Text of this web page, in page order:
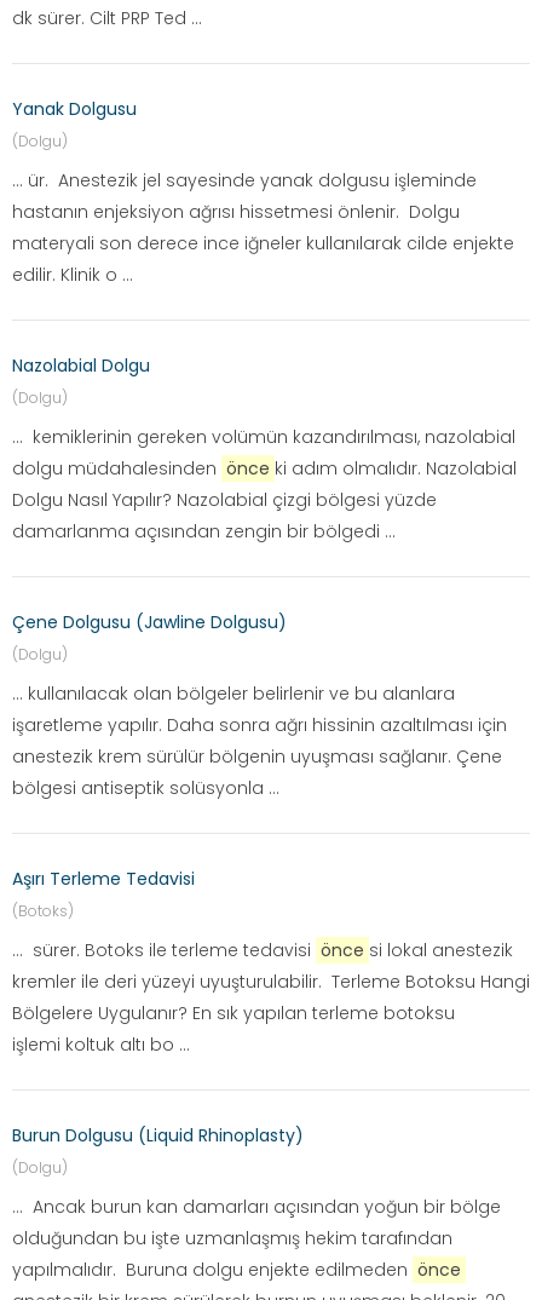
dk sürer. Cilt PRP Ted ...
Yanak Dolgusu
(Dolgu)
... ür. Anestezik jel sayesinde yanak dolgusu işleminde
hastanın enjeksiyon ağrısı hissetmesi önlenir. Dolgu
materyali son derece ince iğneler kullanılarak cilde enjekte
edilir. Klinik o ...
Nazolabial Dolgu
(Dolgu)
... kemiklerinin gereken volümün kazandırılması, nazolabial
dolgu müdahalesinden önce ki adım olmalıdır. Nazolabial
Dolgu Nasıl Yapılır? Nazolabial çizgi bölgesi yüzde
damarlanma açısından zengin bir bölgedi ...
Çene Dolgusu (Jawline Dolgusu)
(Dolgu)
... kullanılacak olan bölgeler belirlenir ve bu alanlara
işaretleme yapılır. Daha sonra ağrı hissinin azaltılması için
anestezik krem sürülür bölgenin uyuşması sağlanır. Çene
bölgesi antiseptik solüsyonla ...
Aşırı Terleme Tedavisi
(Botoks)
... sürer. Botoks ile terleme tedavisi önce si lokal anestezik
kremler ile deri yüzeyi uyuşturulabilir. Terleme Botoksu Hangi
Bölgelere Uygulanır? En sık yapılan terleme botoksu
işlemi koltuk altı bo ...
Burun Dolgusu (Liquid Rhinoplasty)
(Dolgu)
... Ancak burun kan damarları açısından yoğun bir bölge
olduğundan bu işte uzmanlaşmış hekim tarafından
yapılmalıdır. Buruna dolgu enjekte edilmeden önce